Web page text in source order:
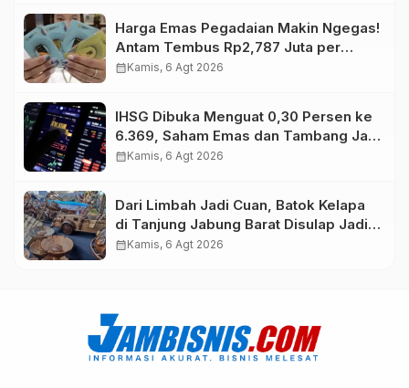
Harga Emas Pegadaian Makin Ngegas!
Antam Tembus Rp2,787 Juta per
Gram
calendar_monthKamis, 6 Agt 2026
IHSG Dibuka Menguat 0,30 Persen ke
6.369, Saham Emas dan Tambang Jadi
Penggerak
calendar_monthKamis, 6 Agt 2026
Dari Limbah Jadi Cuan, Batok Kelapa
di Tanjung Jabung Barat Disulap Jadi
Kerajinan Bernilai Tinggi
calendar_monthKamis, 6 Agt 2026